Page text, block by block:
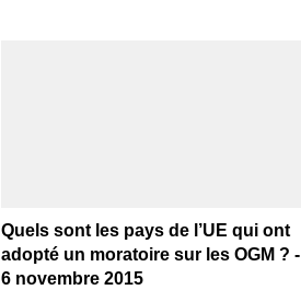
Quels sont les pays de l’UE qui ont
adopté un moratoire sur les OGM ? -
6 novembre 2015